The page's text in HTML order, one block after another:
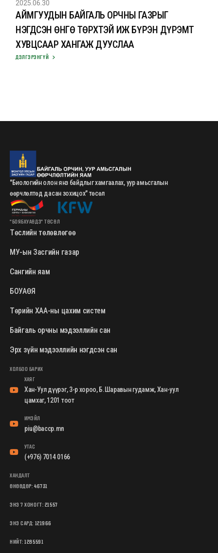
2025.06.30
АЙМГУУДЫН БАЙГАЛЬ ОРЧНЫ ГАЗРЫГ
НЭГДСЭН ӨНГӨ ТӨРХТЭЙ ИЖ БҮРЭН ДҮРЭМТ
ХУВЦСААР ХАНГАЖ ДУУСЛАА
ДЭЛГЭРЭНГҮЙ
"Биологийн олон янз байдлыг хамгаалах, уур амьсгалын
өөрчлөлтөд дасан зохицох" төсөл
"БОЯБХУАӨДЗ" ТӨСӨЛ
Төслийн төлөвлөгөө
МУ-ын Засгийн газар
Сангийн яам
БОУАӨЯ
Төрийн ХАА-ны цахим систем
Байгаль орчны мэдээллийн сан
Эрх зүйн мэдээллийн нэгдсэн сан
ХОЛБОО БАРИХ
ХАЯГ
Хан-Уул дүүрэг, 3-р хороо, Б.Шаравын гудамж, Хан-уул
цамхаг, 1201 тоот
ИМЭЙЛ
piu@baccp.mn
УТАС
(+976) 7014 0166
ХАНДАЛТ
ӨНӨӨДӨР:46731
ЭНЭ 7 ХОНОГТ:21557
ЭНЭ САРД: 121966
НИЙТ:1285591